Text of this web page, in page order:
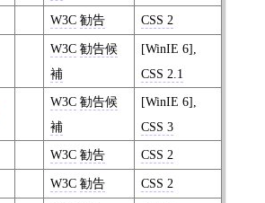
W3C 勧告 CSS 2
W3C 勧告候
補
[WinIE 6],
CSS 2.1
W3C 勧告候
補
[WinIE 6],
CSS 3
W3C 勧告 CSS 2
W3C 勧告 CSS 2